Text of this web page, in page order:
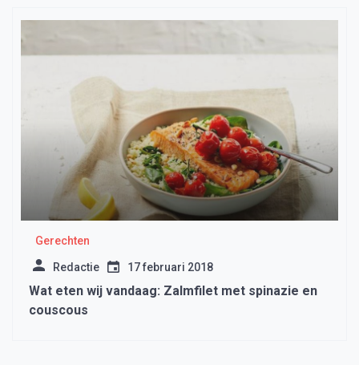
Gerechten
Redactie 17 februari 2018
Wat eten wij vandaag: Zalmfilet met spinazie en
couscous